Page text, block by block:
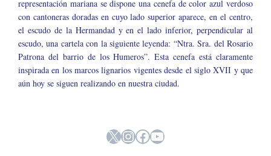
representación mariana se dispone una cenefa de color azul verdoso
con cantoneras doradas en cuyo lado superior aparece, en el centro,
el escudo de la Hermandad y en el lado inferior, perpendicular al
escudo, una cartela con la siguiente leyenda: “Ntra. Sra. del Rosario
Patrona del barrio de los Humeros”. Esta cenefa está claramente
inspirada en los marcos lignarios vigentes desde el siglo XVII y que
aún hoy se siguen realizando en nuestra ciudad.
X Instagram
Facebook
YouTube